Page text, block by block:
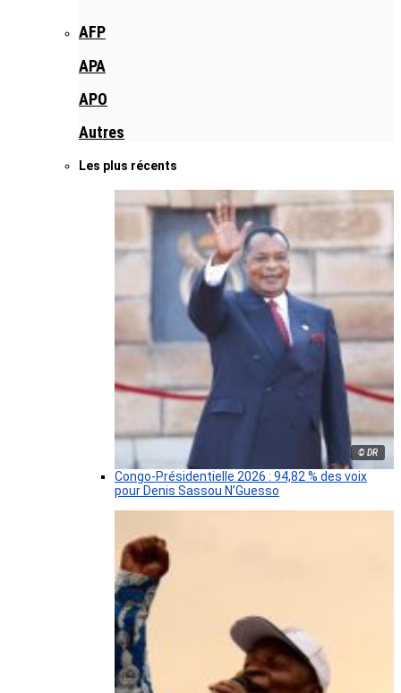
AFP
APA
APO
Autres
Les plus récents
© DR
Congo-Présidentielle 2026 : 94,82 % des voix
pour Denis Sassou N’Guesso